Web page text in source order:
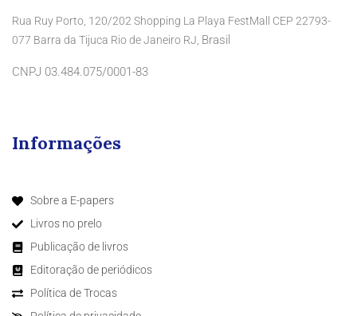
Rua Ruy Porto, 120/202 Shopping La Playa FestMall CEP 22793-
077 Barra da Tijuca Rio de Janeiro RJ, Brasil
CNPJ 03.484.075/0001-83
Informações
Sobre a E-papers
Livros no prelo
Publicação de livros
Editoração de periódicos
Política de Trocas